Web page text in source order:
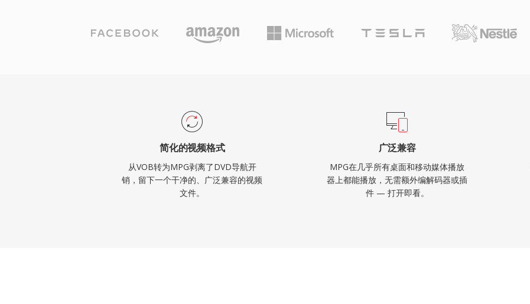
设计的传输流变体不同，使其在基于文件播放时效率较高，无需错误
恢复数据包的开销。广泛兼容性是该格式持久的优势之一，几乎所有
简化的视频格式
从VOB转为MPG剥离了DVD导航开
销，留下一个干净的、广泛兼容的视频
文件。
广泛兼容
MPG在几乎所有桌面和移动媒体播放
器上都能播放，无需额外编解码器或插
件 — 打开即看。